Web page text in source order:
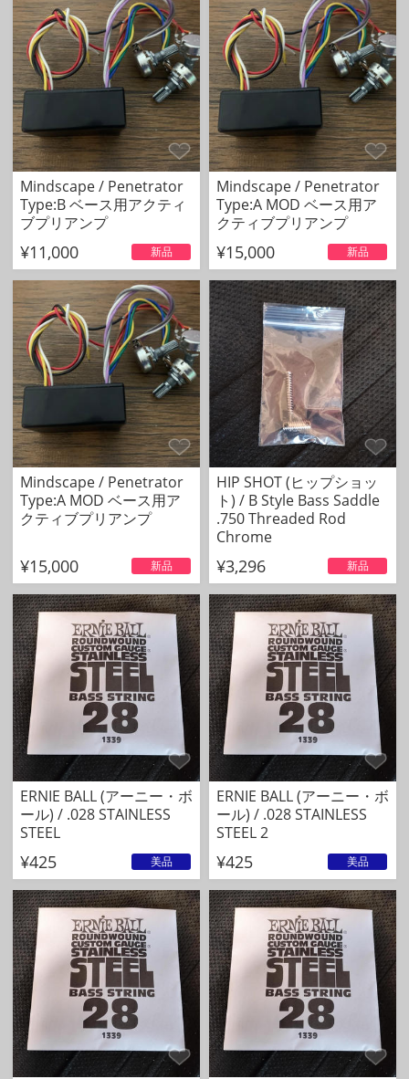
Mindscape / Penetrator
Type:B ベース用アクティ
ブプリアンプ
¥11,000 新品
Mindscape / Penetrator
Type:A MOD ベース用ア
クティブプリアンプ
¥15,000 新品
Mindscape / Penetrator
Type:A MOD ベース用ア
クティブプリアンプ
¥15,000 新品
HIP SHOT (ヒップショッ
ト) / B Style Bass Saddle
.750 Threaded Rod
Chrome
¥3,296 新品
ERNIE BALL (アーニー・ボ
ール) / .028 STAINLESS
STEEL
¥425 美品
ERNIE BALL (アーニー・ボ
ール) / .028 STAINLESS
STEEL 2
¥425 美品